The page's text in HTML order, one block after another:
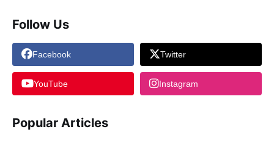
Follow Us
Facebook Twitter
YouTube Instagram
Popular Articles